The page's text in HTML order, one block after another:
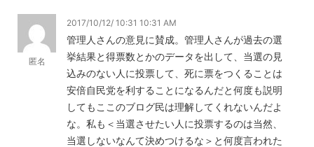
匿名
2017/10/12/ 10:31 10:31 AM
管理人さんの意見に賛成。管理人さんが過去の選
挙結果と得票数とかのデータを出して、当選の見
込みのない人に投票して、死に票をつくることは
安倍自民党を利することになるんだと何度も説明
してもここのブログ民は理解してくれないんだよ
な。私も＜当選させたい人に投票するのは当然、
当選しないなんて決めつけるな＞と何度言われた